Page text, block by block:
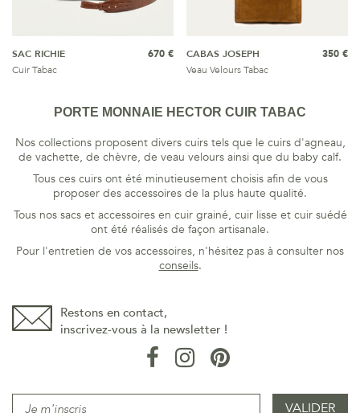
SAC RICHIE
Cuir Tabac
670 €
CABAS JOSEPH
Veau Velours Tabac
350 €
PORTE MONNAIE HECTOR CUIR TABAC
Nos collections proposent divers cuirs tels que le cuirs d'agneau,
de vachette, de chèvre, de veau velours ainsi que du baby calf.
Tous ces cuirs ont été minutieusement choisis afin de vous
proposer des accessoires de la plus haute qualité.
Tous nos sacs et accessoires en cuir grainé, cuir lisse et cuir suédé
ont été réalisés de façon artisanale.
Pour l'entretien de vos accessoires, n'hésitez pas à consulter nos
conseils.
Restons en contact,
inscrivez-vous à la newsletter !